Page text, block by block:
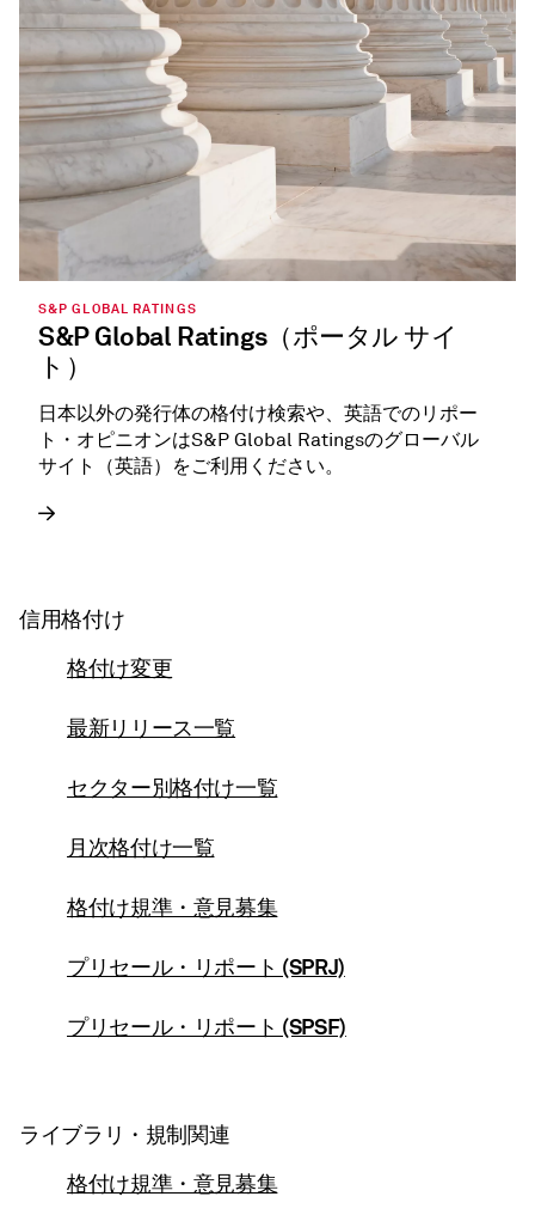
S&P GLOBAL RATINGS
S&P Global Ratings（ポータル サイ
ト）
日本以外の発行体の格付け検索や、英語でのリポー
ト・オピニオンはS&P Global Ratingsのグローバル
サイト（英語）をご利用ください。
信用格付け
格付け変更
最新リリース一覧
セクター別格付け一覧
月次格付け一覧
格付け規準・意見募集
プリセール・リポート (SPRJ)
プリセール・リポート (SPSF)
ライブラリ・規制関連
格付け規準・意見募集